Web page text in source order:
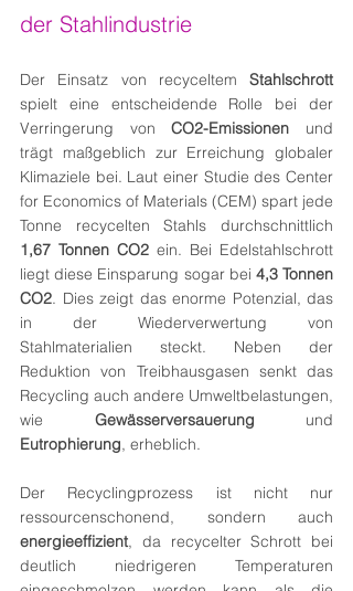
der Stahlindustrie
Der Einsatz von recyceltem Stahlschrott
spielt eine entscheidende Rolle bei der
Verringerung von CO2-Emissionen und
trägt maßgeblich zur Erreichung globaler
Klimaziele bei. Laut einer Studie des Center
for Economics of Materials (CEM) spart jede
1,67 Tonnen CO2 ein. Bei Edelstahlschrott
liegt diese Einsparung sogar bei 4,3 Tonnen
CO2. Dies zeigt das enorme Potenzial, das
in der Wiederverwertung von
Stahlmaterialien steckt. Neben der
Reduktion von Treibhausgasen senkt das
Recycling auch andere Umweltbelastungen,
wie Gewässerversauerung
Eutrophierung, erheblich.
Der Recyclingprozess ist nicht nur
energieeffizient, da recycelter Schrott bei
deutlich niedrigeren Temperaturen